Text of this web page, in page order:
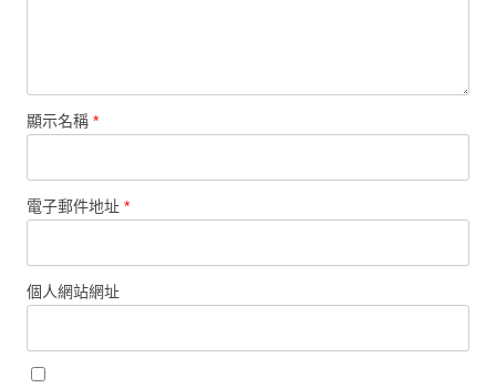
顯示名稱 *
電子郵件地址 *
個人網站網址